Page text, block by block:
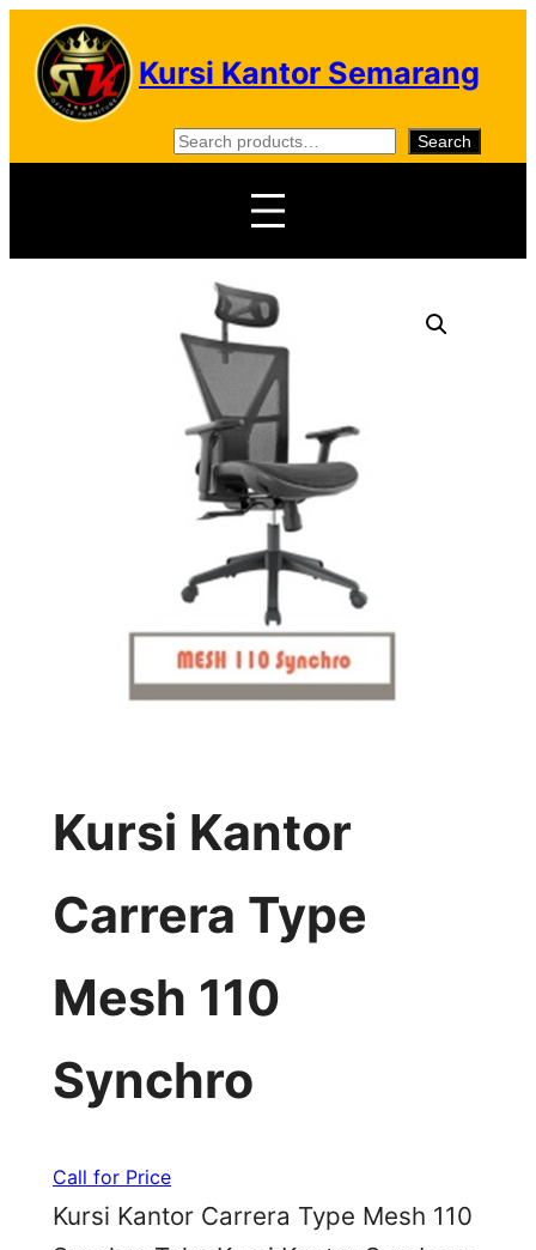
Skip
content
Kursi Kantor Semarang
S
e
c
Search
Kursi Kantor
Carrera Type
Mesh 110
Synchro
Call for Price
Kursi Kantor Carrera Type Mesh 110